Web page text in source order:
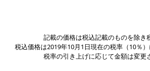
記載の価格は税込記載のものを除き
税込価格は2019年10月1日現在の税率（10％）
税率の引き上げに応じて金額は変更